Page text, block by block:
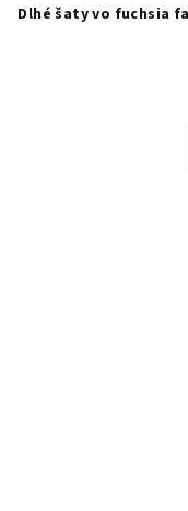
Dlhé šaty vo fuchsia